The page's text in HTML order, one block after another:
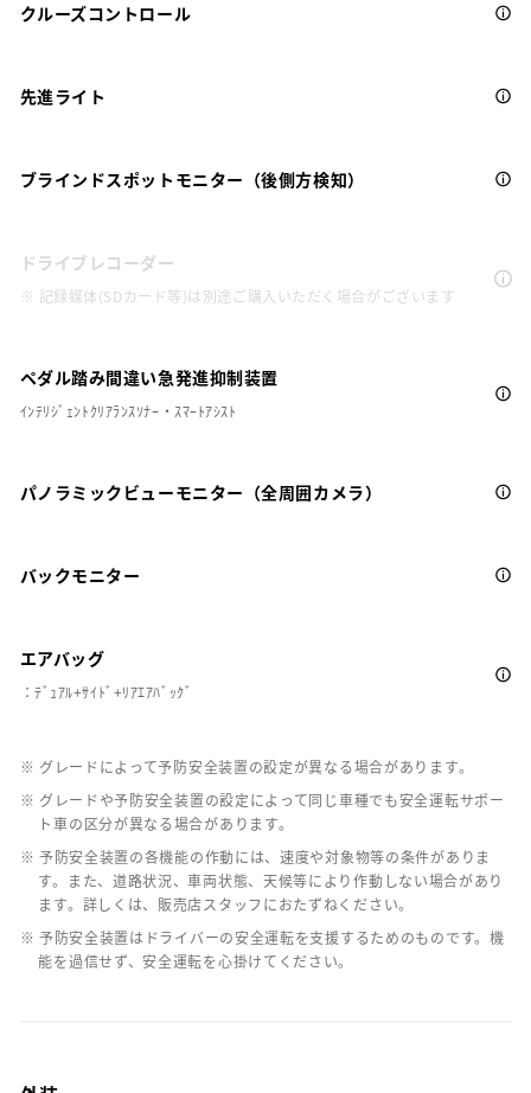
クルーズコントロール
先進ライト
ブラインドスポットモニター（後側方検知）
ドライブレコーダー
※ 記録媒体(SDカード等)は別途ご購入いただく場合がございます
ペダル踏み間違い急発進抑制装置
ｲﾝﾃﾘｼﾞｪﾝﾄｸﾘｱﾗﾝｽｿﾅｰ・ｽﾏｰﾄｱｼｽﾄ
パノラミックビューモニター（全周囲カメラ）
バックモニター
エアバッグ
：ﾃﾞｭｱﾙ+ｻｲﾄﾞ+ﾘｱｴｱﾊﾞｯｸﾞ
※ グレードによって予防安全装置の設定が異なる場合があります。
※ グレードや予防安全装置の設定によって同じ車種でも安全運転サポー
ト車の区分が異なる場合があります。
※ 予防安全装置の各機能の作動には、速度や対象物等の条件がありま
す。また、道路状況、車両状態、天候等により作動しない場合があり
ます。詳しくは、販売店スタッフにおたずねください。
※ 予防安全装置はドライバーの安全運転を支援するためのものです。機
能を過信せず、安全運転を心掛けてください。